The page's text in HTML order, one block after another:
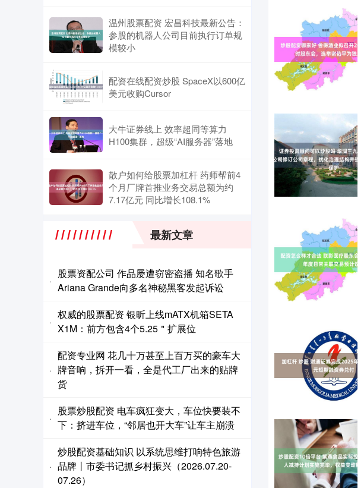
温州股票配资 宏昌科技最新公告：
参股的机器人公司目前执行订单规
模较小
配资在线配资炒股 SpaceX以600亿
美元收购Cursor
大牛证券线上 效率超同等算力
H100集群，超级“AI服务器”落地
散户如何给股票加杠杆 药师帮前4
个月厂牌首推业务交易总额为约
7.17亿元 同比增长108.1%
最新文章
·
股票资配公司 作品屡遭窃密盗播 知名歌手
Ariana Grande向多名神秘黑客发起诉讼
·
权威的股票配资 银昕上线mATX机箱SETA
X1M：前方包含4个5.25＂扩展位
·
配资专业网 花几十万甚至上百万买的豪车大
牌音响，拆开一看，全是代工厂出来的贴牌
货
·
股票炒股配资 电车疯狂变大，车位快要装不
下：挤进车位，“邻居也开大车”让车主崩溃
·
炒股配资基础知识 以系统思维打响特色旅游
品牌丨市委书记抓乡村振兴（2026.07.20-
07.26）